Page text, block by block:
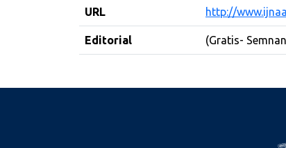
URL http://
Editorial (Gratis-